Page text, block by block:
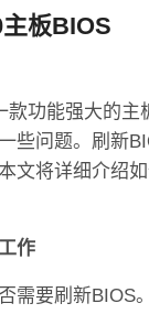
板BIOS
款功能强大的主
些问题。刷新
文将详细介绍
作
需要刷新BIOS